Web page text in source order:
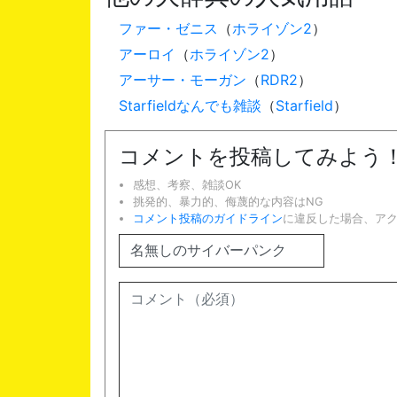
ファー・ゼニス （ホライゾン2）
アーロイ
（ホライゾン2）
アーサー・モーガン （RDR2）
Starfieldなんでも雑談 （Starfield）
コメントを投稿してみよう！
感想、考察、雑談OK
挑発的、暴力的、侮蔑的な内容はNG
コメント投稿のガイドラインに違反した場合、ア